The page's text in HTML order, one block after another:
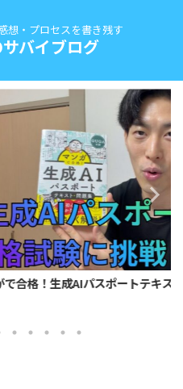
想・プロセスを書き残す
バイブログ
ートテキスト&問題集』で...